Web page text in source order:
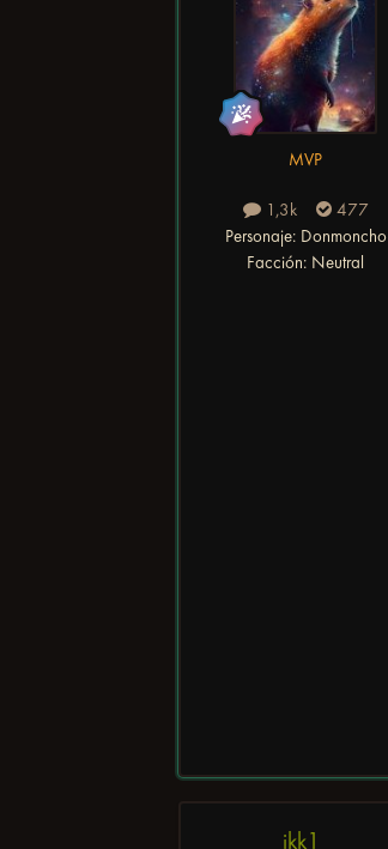
MVP
1,3k
477
Personaje:Donmoncho
Facción: Neutral
ikk1